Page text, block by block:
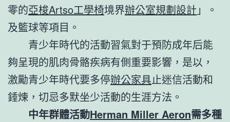
零的亞梭Artso工學椅境界辦公室規劃設計 」。
及籃球等項目。
青少年時代的活動習氣對于預防成年后能
夠呈現的肌肉骨骼疾病有側重要影響，是以，
激勵青少年時代要多停辦公家具止迷信活動和
錘煉，切忌多默坐少活動的生涯方法。
中年群體活動Herman Miller Aeron需多種